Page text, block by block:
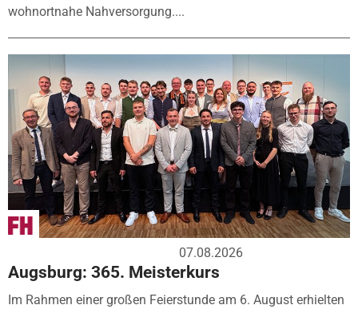
wohnortnahe Nahversorgung....
07.08.2026
Augsburg: 365. Meisterkurs
Im Rahmen einer großen Feierstunde am 6. August erhielten